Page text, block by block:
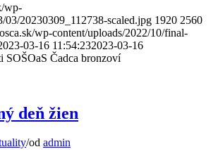
wp-
03/20230309_112738-scaled.jpg 1920 2560
wp-content/uploads/2022/10/final-
03-16 11:54:232023-03-16
SOŠOaS Čadca bronzoví
deň žien
/od admin